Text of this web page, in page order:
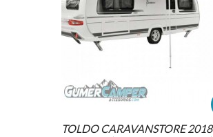
TOLDO CARAVANSTORE 2018